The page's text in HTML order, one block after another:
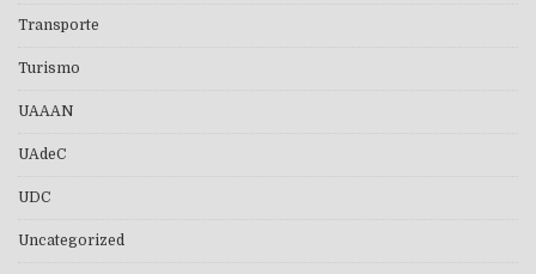
Transporte
Turismo
UAAAN
UAdeC
UDC
Uncategorized